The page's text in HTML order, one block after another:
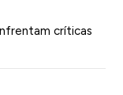
críticas